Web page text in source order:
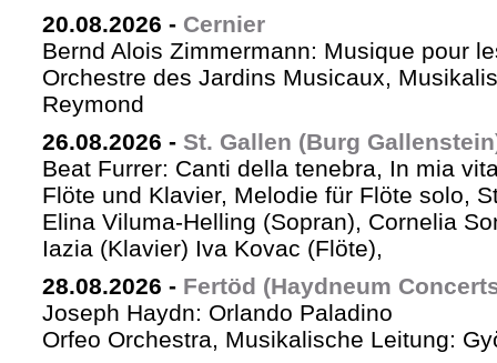
20.08.2026 - Cernier
Bernd Alois Zimmermann: Musique pour
Orchestre des Jardins Musicaux,
Reymond
26.08.2026 - St. Gallen (Burg
Beat Furrer: Canti della tenebra, In mia
Flöte und Klavier, Melodie für Flöte solo,
Elina Viluma-Helling (Sopran), Cornelia
Iazia (Klavier) Iva Kovac (Flöte),
28.08.2026 - Fertöd (Haydneum
Joseph Haydn: Orlando Paladino
Orfeo Orchestra, Musikalische Leitung: